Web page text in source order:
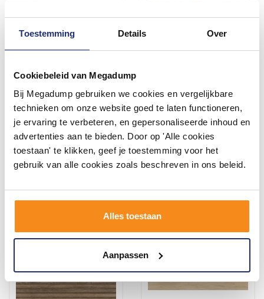
Toestemming Details Over
Cookiebeleid van Megadump
Bij Megadump gebruiken we cookies en vergelijkbare
technieken om onze website goed te laten functioneren,
je ervaring te verbeteren, en gepersonaliseerde inhoud en
advertenties aan te bieden. Door op 'Alle cookies
toestaan' te klikken, geef je toestemming voor het
gebruik van alle cookies zoals beschreven in ons beleid.
Alles toestaan
Aanpassen
Vloertegel Pamesa
Laurants Brown 120x280
(Prijs Per M2)
4-5 weken
482,91
399,10
Meer info
Vloertegel Pamesa
Sardonyx White 120x120
M2)4-5 weken
59,00
Meer info